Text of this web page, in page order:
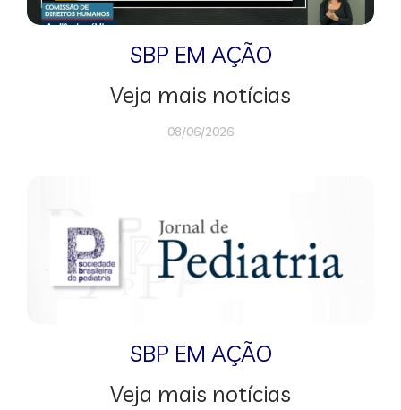
SBP EM AÇÃO
Veja mais notícias
08/06/2026
SBP EM AÇÃO
Veja mais notícias